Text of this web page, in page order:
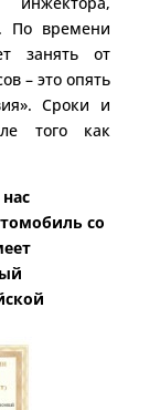
По времени
занять от
– это опять
Сроки и
того как
со